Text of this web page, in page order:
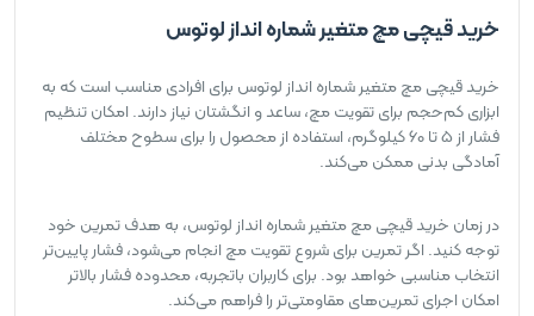
خرید قیچی مچ متغیر شماره انداز لوتوس
خرید قیچی مچ متغیر شماره انداز لوتوس برای افرادی مناسب است که به
ابزاری کم‌حجم برای تقویت مچ، ساعد و انگشتان نیاز دارند. امکان تنظیم
فشار از 5 تا 60 کیلوگرم، استفاده از محصول را برای سطوح مختلف
آمادگی بدنی ممکن می‌کند.
در زمان خرید قیچی مچ متغیر شماره انداز لوتوس، به هدف تمرین خود
توجه کنید. اگر تمرین برای شروع تقویت مچ انجام می‌شود، فشار پایین‌تر
انتخاب مناسبی خواهد بود. برای کاربران باتجربه، محدوده فشار بالاتر
امکان اجرای تمرین‌های مقاومتی‌تر را فراهم می‌کند.